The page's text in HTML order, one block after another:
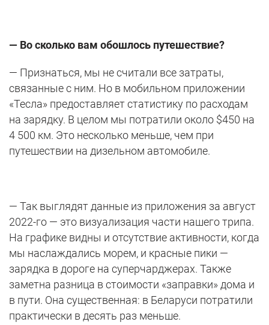
— Во сколько вам обошлось путешествие?
— Признаться, мы не считали все затраты,
связанные с ним. Но в мобильном приложении
«Тесла» предоставляет статистику по расходам
на зарядку. В целом мы потратили около $450 на
4 500 км. Это несколько меньше, чем при
путешествии на дизельном автомобиле.
— Так выглядят данные из приложения за август
2022-го — это визуализация части нашего трипа.
На графике видны и отсутствие активности, когда
мы наслаждались морем, и красные пики —
зарядка в дороге на суперчарджерах. Также
заметна разница в стоимости «заправки» дома и
в пути. Она существенная: в Беларуси потратили
практически в десять раз меньше.